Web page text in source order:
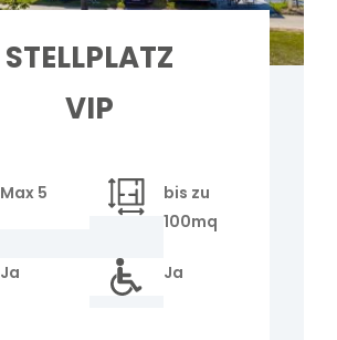
STELLPLATZ
VIP
Max 5
bis zu
100mq
Ja Ja